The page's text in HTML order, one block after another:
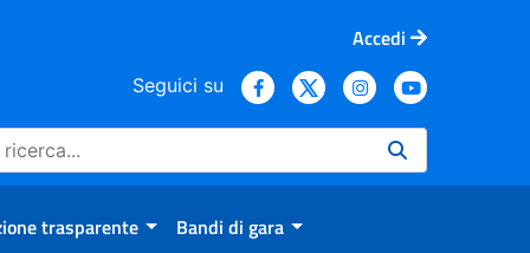
Accedi
Seguici su
trasparente Bandi di gara